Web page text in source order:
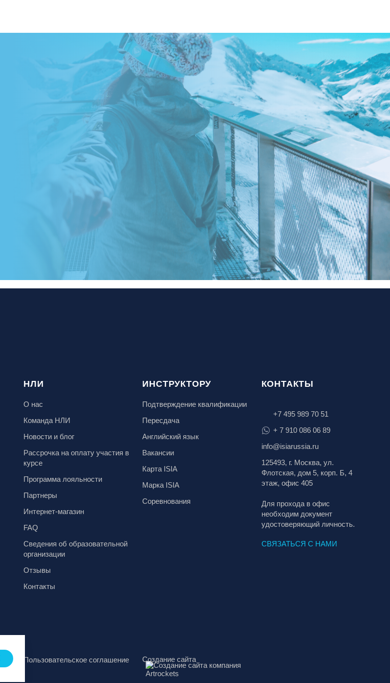
НЛИ
О нас
Команда НЛИ
Новости и блог
Рассрочка на оплату участия в
курсе
Программа лояльности
Партнеры
Интернет-магазин
FAQ
Сведения об образовательной
организации
Отзывы
Контакты
ИНСТРУКТОРУ
Подтверждение квалификации
Пересдача
Английский язык
Вакансии
Карта ISIA
Марка ISIA
Соревнования
КОНТАКТЫ
+7 495 989 70 51
+ 7 910 086 06 89
info@isiarussia.ru
125493, г. Москва, ул.
Флотская, дом 5, корп. Б, 4
этаж, офис 405
Для прохода в офис
необходим документ
удостоверяющий личность.
СВЯЗАТЬСЯ С НАМИ
Пользовательское соглашение Создание сайта